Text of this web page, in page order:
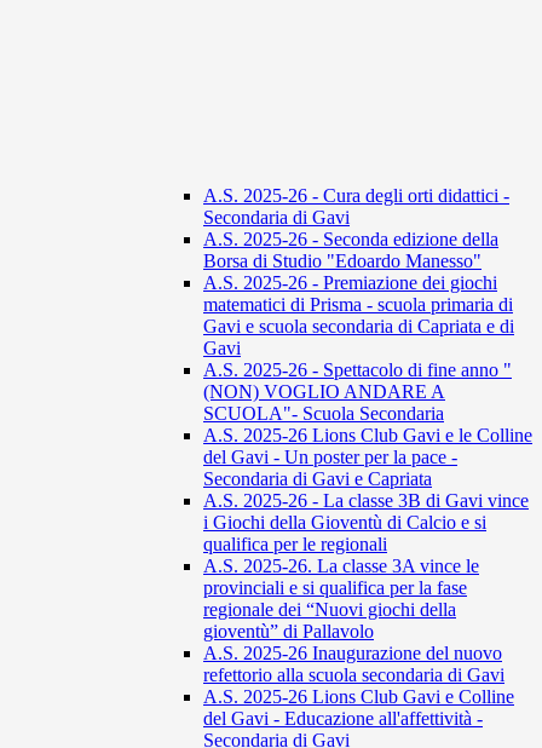
A.S. 2025-26 - Cura degli orti didattici -
Secondaria di Gavi
A.S. 2025-26 - Seconda edizione della
Borsa di Studio "Edoardo Manesso"
A.S. 2025-26 - Premiazione dei giochi
matematici di Prisma - scuola primaria di
Gavi e scuola secondaria di Capriata e di
Gavi
A.S. 2025-26 - Spettacolo di fine anno "
(NON) VOGLIO ANDARE A
SCUOLA"- Scuola Secondaria
A.S. 2025-26 Lions Club Gavi e le Colline
del Gavi - Un poster per la pace -
Secondaria di Gavi e Capriata
A.S. 2025-26 - La classe 3B di Gavi vince
i Giochi della Gioventù di Calcio e si
qualifica per le regionali
A.S. 2025-26. La classe 3A vince le
provinciali e si qualifica per la fase
regionale dei “Nuovi giochi della
gioventù” di Pallavolo
A.S. 2025-26 Inaugurazione del nuovo
refettorio alla scuola secondaria di Gavi
A.S. 2025-26 Lions Club Gavi e Colline
del Gavi - Educazione all'affettività -
Secondaria di Gavi